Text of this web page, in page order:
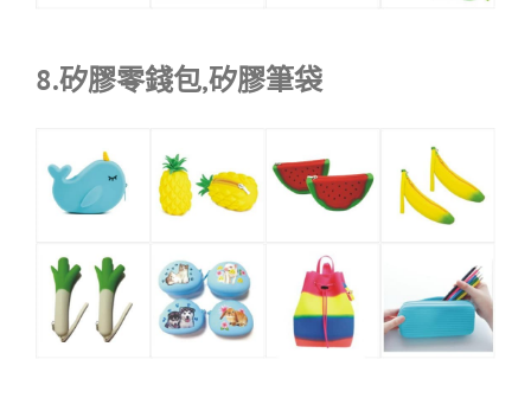
8.矽膠零錢包,矽膠筆袋